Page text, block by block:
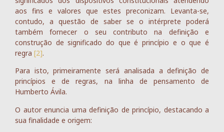
aos fins e valores que estes preconizam. Levanta-se,
contudo, a questão de saber se o intérprete poderá
também fornecer o seu contributo na definição e
construção de significado do que é princípio e o que é
regra [2].
Para isto, primeiramente será analisada a definição de
princípios e de regras, na linha de pensamento de
Humberto Ávila.
O autor enuncia uma definição de princípio, destacando a
sua finalidade e origem: